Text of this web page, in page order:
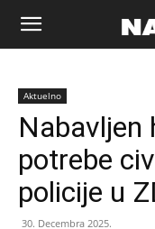
Naša
riječ
Zenica
Aktuelno
Nabavljen
potrebe
policije u
30. Decembra 2025.